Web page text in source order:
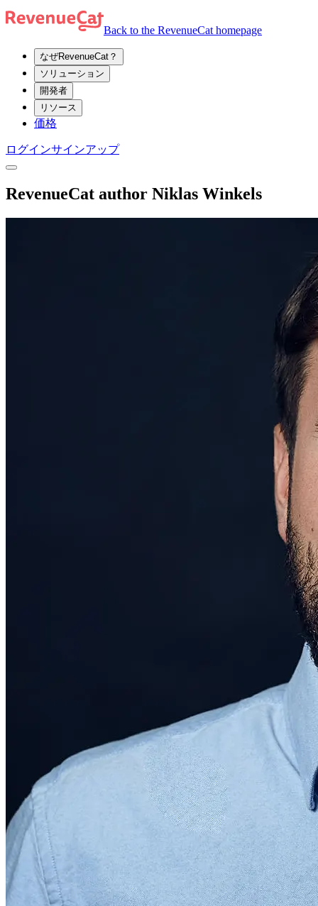
Back to the RevenueCat homepage
なぜRevenueCat？
ソリューション
開発者
リソース
価格
ログインサインアップ
RevenueCat author Niklas Winkels